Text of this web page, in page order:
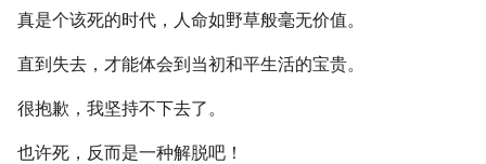
真是个该死的时代，人命如野草般毫无价值。
直到失去，才能体会到当初和平生活的宝贵。
很抱歉，我坚持不下去了。
也许死，反而是一种解脱吧！